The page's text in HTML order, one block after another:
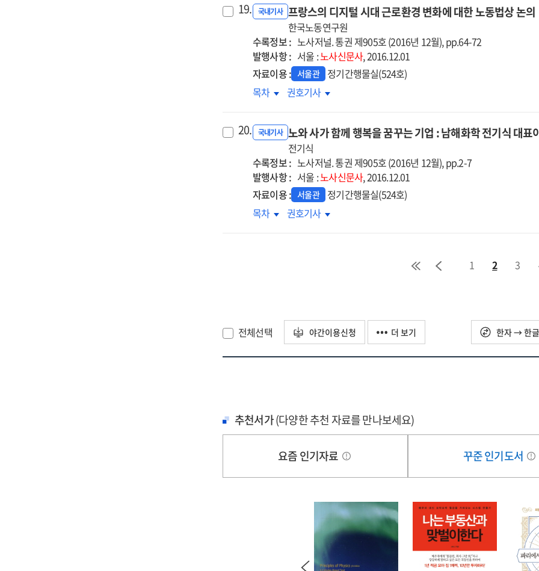
하나의
설계하는
조율사
:
Schenker
Korea
전무
[인터뷰]
하나의
팀'을
설계하는
조율사
:
Schenker
Korea
전무
[인터뷰]
19. 국내기사 프랑스의 디지털 시대 근로환경 변화에 대한 노동법상 논의
한국노동연구원
수록정보 : 노사저널. 통권 제905호 (2016년 12월), pp.64-72
발행사항 : 서울 :노사신문사, 2016.12.01
자료이용 : 서울관 정기간행물실(524호)
프랑스의
근로환경
대한
노동법상
논의
목차
프랑스의
근로환경
변화에
대한
노동법상
논의
권호기사
20. 국내기사 노와 사가 함께 행복을 꿈꾸는 기업 : 남해화학 전기식 대표
전기식
수록정보 : 노사저널. 통권 제905호 (2016년 12월), pp.2-7
발행사항 : 서울 :노사신문사, 2016.12.01
자료이용 : 서울관 정기간행물실(524호)
노와
전기식
대표이사
[인터뷰]
목차
노와
전기식
대표이사
[인터뷰]
권호기사
1 2 3
전체선택 야간이용신청 더 보기 한자 → 한글
추천서가(다양한 추천 자료를 만나보세요)
요즘 인기자료 꾸준 인기도서